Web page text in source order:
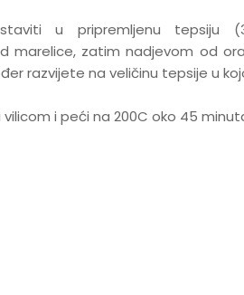
u pripremljenu tepsiju
marelice, zatim nadjevom od
razvijete na veličinu tepsije u
i peći na 200C oko 45